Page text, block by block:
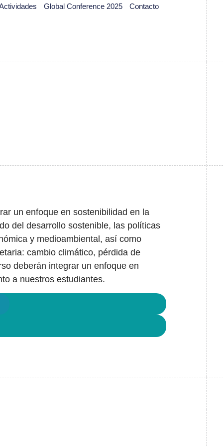
Global Conference 2025 Contacto
un enfoque en sostenibilidad en la
del desarrollo sostenible, las políticas
y medioambiental, así como
cambio climático, pérdida de
deberán integrar un enfoque en
a nuestros estudiantes.